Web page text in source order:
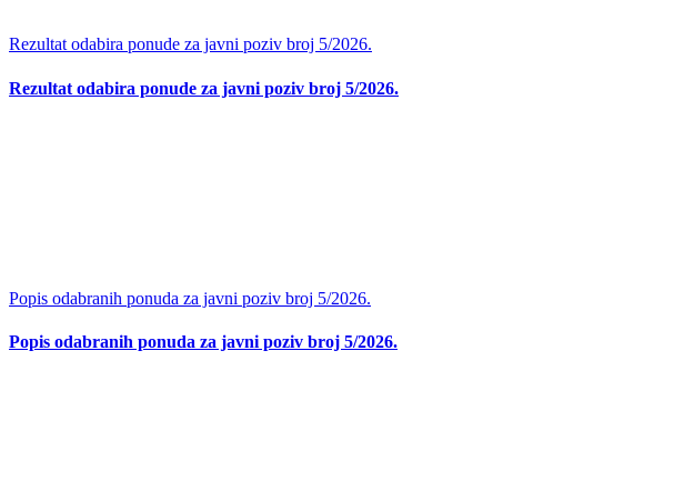
Rezultat odabira ponude za javni poziv broj 5/2026.
Rezultat odabira ponude za javni poziv broj 5/2026.
Popis odabranih ponuda za javni poziv broj 5/2026.
Popis odabranih ponuda za javni poziv broj 5/2026.